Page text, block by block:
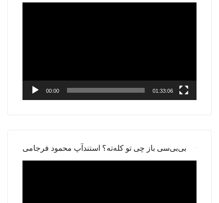
00:00 01:33:06
بی‌بی‌سی باز چی تو کله‌ته؟ استندآپ محمود فرجامی